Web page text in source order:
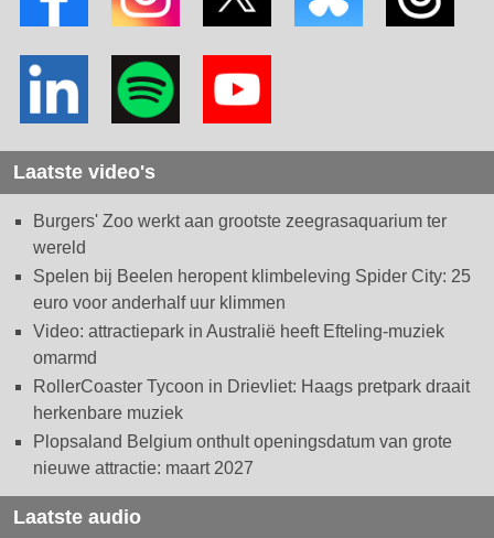
Laatste video's
Burgers' Zoo werkt aan grootste zeegrasaquarium ter
wereld
Spelen bij Beelen heropent klimbeleving Spider City: 25
euro voor anderhalf uur klimmen
Video: attractiepark in Australië heeft Efteling-muziek
omarmd
RollerCoaster Tycoon in Drievliet: Haags pretpark draait
herkenbare muziek
Plopsaland Belgium onthult openingsdatum van grote
nieuwe attractie: maart 2027
Laatste audio